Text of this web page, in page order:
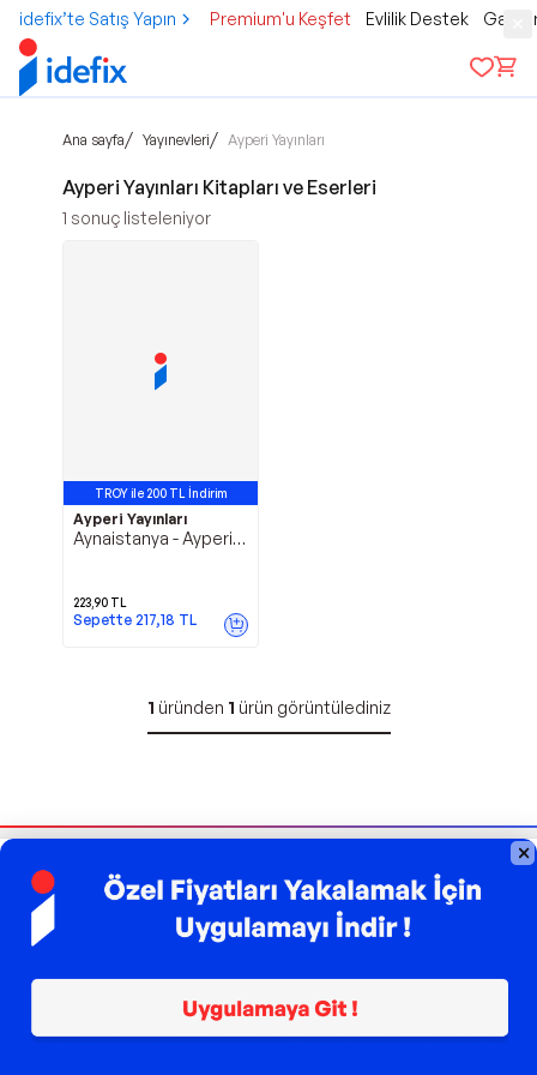
idefix’te Satış Yapın Premium'u Keşfet Evlilik Destek
Ana sayfa/ Yayınevleri/ Ayperi Yayınları
Ayperi Yayınları Kitapları ve Eserleri
1 sonuç listeleniyor
TROY ile 200 TL İndirim
Ayperi Yayınları
Aynaistanya - Ayperi
223,90 TL
Sepette 217,18 TL
1 üründen 1 ürün görüntülediniz
Bizi Takip Edin